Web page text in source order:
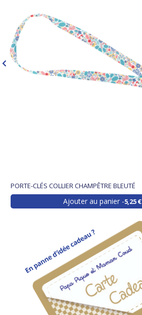
PORTE-CLÉS COLLIER CHAMPÊTRE BLEUTÉ
Ajouter au panier 5,25 €